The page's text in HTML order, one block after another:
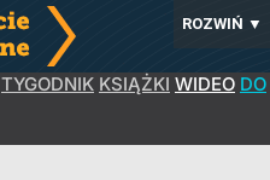
ROZWIŃ ▼
TYGODNIK KSIĄŻKI WIDEO DO